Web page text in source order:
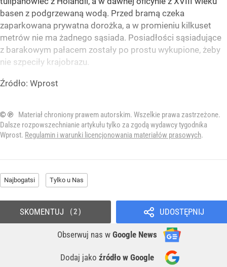
basen z podgrzewaną wodą. Przed bramą czeka
zaparkowana prywatna dorożka, a w promieniu kilkuset
metrów nie ma żadnego sąsiada. Posiadłości sąsiadujące
z barakowym pałacem zostały po prostu wykupione, żeby
nie szpeciły krajobrazu.
Źródło: Wprost
© ℗
Materiał chroniony prawem autorskim. Wszelkie prawa zastrzeżone.
Dalsze rozpowszechnianie artykułu tylko za zgodą wydawcy tygodnika
Wprost. Regulamin i warunki licencjonowania materiałów prasowych.
Najbogatsi Tylko u Nas
UDOSTĘPNIJ
Obserwuj nas w Google News
Dodaj jako źródło w Google
SKOMENTUJ 2